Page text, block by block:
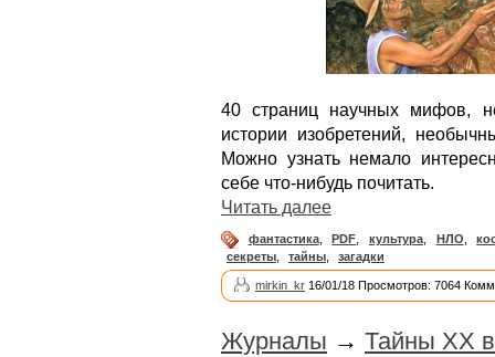
40 страниц научных мифов,
истории изобретений,
Можно узнать немало
себе что-нибудь почитать.
Читать далее
фантастика, PDF культура, НЛО
секреты
тайны загадки
mirkin_kr 16/01/18 Просмотров: 7064
Журналы → Тайны ХХ